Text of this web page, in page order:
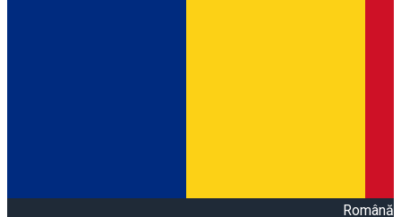
Română